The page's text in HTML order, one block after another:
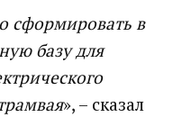
сформировать в
базу для
», – сказал